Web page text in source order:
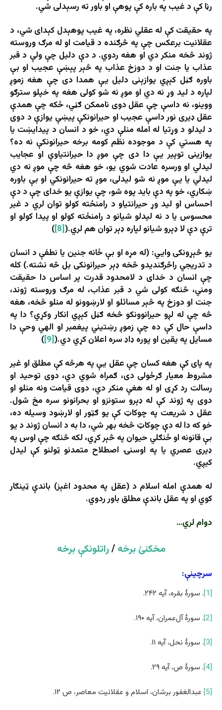
رڼا کې د غیب په باره کې پوهې او باور ته رسېدلی شي.
په حقیقت کې له عقلي نظره، په غیب پوهېدل کېدای شي، د
عقلانیت برعکس چې په څرګنده د قیامت او له مرګ وروسته
ژوند څخه منکر دي او هغه ردوي. د دې دلیل چې ولې د قبر
عذاب یا جنت او د دوزخ عذاب په څېر پېښې عجیب او بې
باوره ګڼل کېږي یوازېنی دلیل یې همدا دی چې هغه زموږ
لپاره د لید وړ نه دي او موږ نه شو کولی هغه په خپلو سترګو
ووینو، نه داسې چې عقل دوی ناممکن ګڼي، ځکه چې همدې
عقل ډیری نور داسې عجیب او حیرانونکې پیښې یوازې د دوی
د لیدلو د وړتیا له امله منلې دي، خو د انسان د پیدایښت یا
په هستي کې د موجوده نظم کومه برخه حیرانونکې نه ده؟
یوازینی توپیر یې دا دی چې موږ دا حیرانتیاوې او عجایب
لیدلي او ورسره عادت شوي یو، خو هغه څه چې موږ نه دي
لیدلي یا یې موږ نه شو لیدلی، موږ ته حیرانونکي او بې باوره
ښکاري، خو په دې باید پوه شو، چې یوازې یو خدای چې د دې
احساس او لید وړ حیرانتیاو د رامنځته کولو توان لري د غیر
محسوس یا د نه لیدلو شیانو د رامنځته کولو او پیدا کولو او
ترې دې لا ډېرو شیانو لپاره ډېر توان هم لري.([8]
)
یو څېړونکی وايي: (له مړه او بې ځانه جنین یا نطفې د انسان
د تدریجي راڅرګندیدو څخه ډېر حیرانونکی بل څه نشته.) کله
چې انسان د خدای د لامحدود قدرت پر اساس دا حقیقت
ومني، څنګه کولی شي د قبر عذاب، له مرګ وروسته ژوند،
جنت او دوزخ په څېر مسائلو او لارښوونو له منلو څخه، هغه
څه چې له لږو حیرانوونکو څخه ګڼل کېږي انکار وکړي؟ دا په
داسې حال کې ده چې زموږ رښتیني پیغمبر او الهي وحې دا
مسایل په یقین او پوره ډاډ سره اعلان کړي دي.([9]
)
په پای کې هغه کسان چې عقل یې په هرڅه کې مطلق او غیر
مشروط معیار ګرځولی دی، ګمراه شوي دي، دوی توحید او
رسالت رد کړی او له هغې منکر دي، دوی قیامت ونه منلو او
دوی په ژوند کې له ډېرو ستونزو او بحرانونو سره مخ شول.
عقل د شریعت په چوکاټ کې یو ګټور او لارښود وسیله ده،
خو که دا له دې چوکاټ څخه بهر شي، دا به د انسان ژوند د یو
بې قانونه او ځنګلي حیوان په څېر کړي، لکه څنګه چې اوس په
ډیری عصري یا په اوسنۍ اصطلاح متمدنو ټولنو کې لیدل
کیږي.
له همدې امله اسلام د (عقل په محدود اغېز) باندې ټینګار
کوي او په عقل باندې مطلق باور ردوي.
دوام لري…
مخکنئ برخه/راتلونکې برخه
سرچینې:
[1] . سورۀ بقره، آیه ۲۴۲.
[2] . سورۀ آل‌عمران، آیه ۱۹۰.
[3] . سورۀ نحل، آیه ۱۱.
[4] . سورۀ ص، آیه ۲۹.
[5] عبدالغفور برشان، اسلام و عقلانیت معاصر، ص ۱۲.